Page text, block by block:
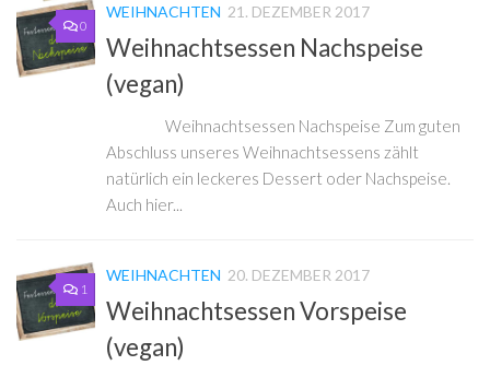
0
WEIHNACHTEN 21. DEZEMBER 2017
Weihnachtsessen Nachspeise
(vegan)
Weihnachtsessen Nachspeise Zum guten
Abschluss unseres Weihnachtsessens zählt
natürlich ein leckeres Dessert oder Nachspeise.
Auch hier...
1
WEIHNACHTEN 20. DEZEMBER 2017
Weihnachtsessen Vorspeise
(vegan)